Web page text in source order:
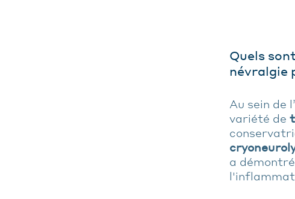
Quels
névralgie
Au sein de
variété de
a